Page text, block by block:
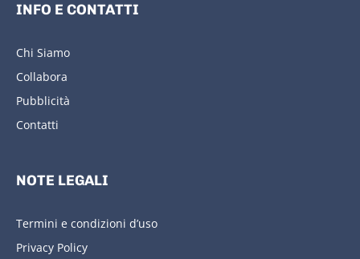
INFO E CONTATTI
Chi Siamo
Collabora
Pubblicità
Contatti
NOTE LEGALI
Termini e condizioni d’uso
Privacy Policy